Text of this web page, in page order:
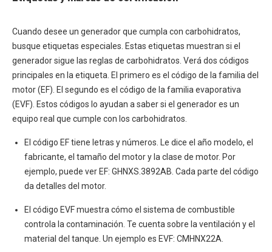
Cuando desee un generador que cumpla con carbohidratos,
busque etiquetas especiales. Estas etiquetas muestran si el
generador sigue las reglas de carbohidratos. Verá dos códigos
principales en la etiqueta. El primero es el código de la familia del
motor (EF). El segundo es el código de la familia evaporativa
(EVF). Estos códigos lo ayudan a saber si el generador es un
equipo real que cumple con los carbohidratos.
El código EF tiene letras y números. Le dice el año modelo, el
fabricante, el tamaño del motor y la clase de motor. Por
ejemplo, puede ver EF: GHNXS.3892AB. Cada parte del código
da detalles del motor.
El código EVF muestra cómo el sistema de combustible
controla la contaminación. Te cuenta sobre la ventilación y el
material del tanque. Un ejemplo es EVF: CMHNX22A.